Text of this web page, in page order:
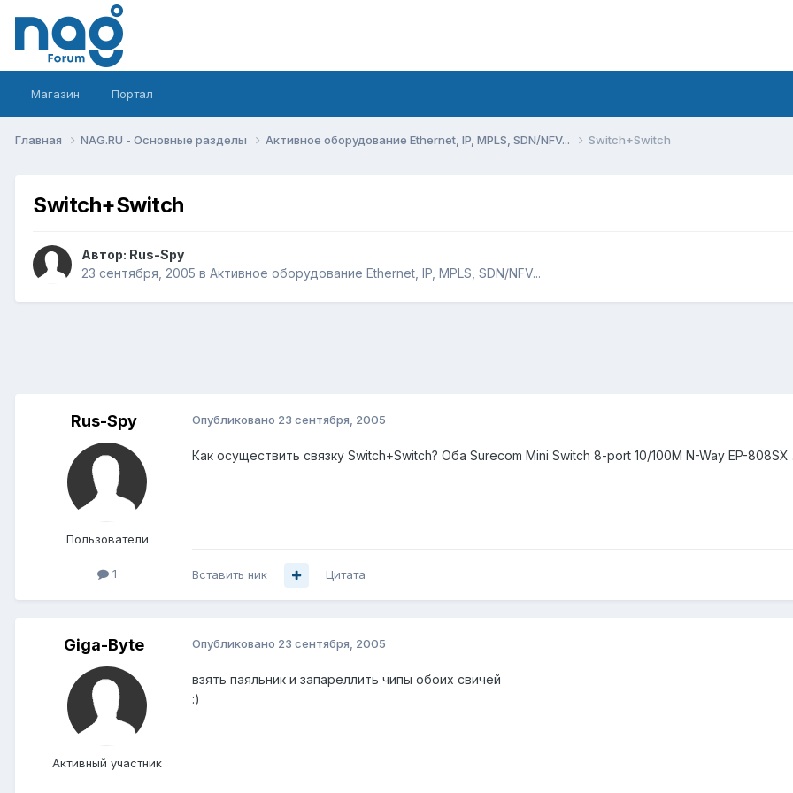
Магазин Портал
Главная NAG.RU - Основные разделы Активное оборудование Ethernet, IP, MPLS, SDN/NFV... Switch+Switch
Switch+Switch
Автор: Rus-Spy
23 сентября, 2005 в Активное оборудование Ethernet, IP, MPLS, SDN/NFV...
Rus-Spy
Пользователи
1
Опубликовано 23 сентября, 2005
Как осуществить связку Switch+Switch? Оба Surecom Mini Switch 8-port 10/100M N-Way EP-808SX
Вставить ник Цитата
Giga-Byte
Активный участник
Опубликовано 23 сентября, 2005
взять паяльник и запареллить чипы обоих свичей
:)